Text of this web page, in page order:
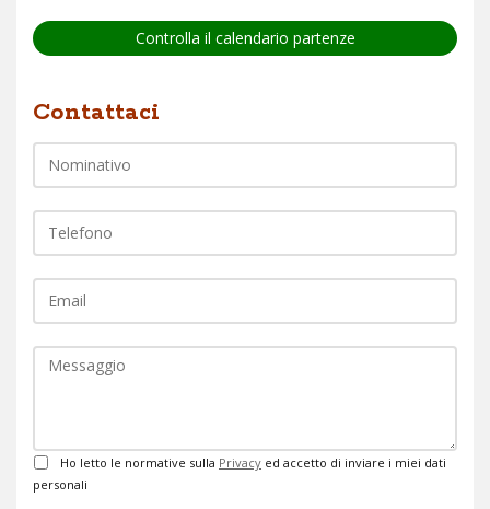
Controlla il calendario partenze
Contattaci
Privacy
Ho letto le normative sulla Privacy ed accetto di inviare i miei dati
personali